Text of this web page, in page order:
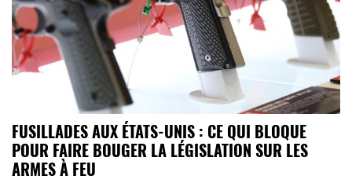
FUSILLADES AUX ÉTATS-UNIS : CE QUI BLOQUE
POUR FAIRE BOUGER LA LÉGISLATION SUR LES
ARMES À FEU